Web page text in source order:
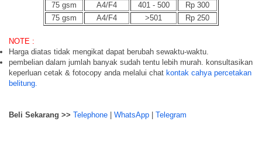
75 gsm
A4/F4 401 - 500
Rp 300
75 gsm
A4/F4 >501 Rp 250
NOTE :
Harga diatas tidak mengikat dapat berubah sewaktu-waktu.
pembelian dalam jumlah banyak sudah tentu lebih murah. konsultasikan
keperluan cetak & fotocopy anda melalui chat kontak cahya percetakan
belitung.
Beli Sekarang >> Telephone WhatsApp Telegram